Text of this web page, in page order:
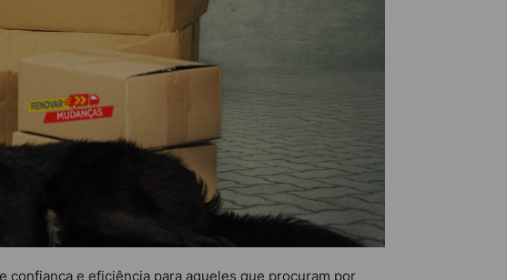
confiança e eficiência para aqueles que procuram por